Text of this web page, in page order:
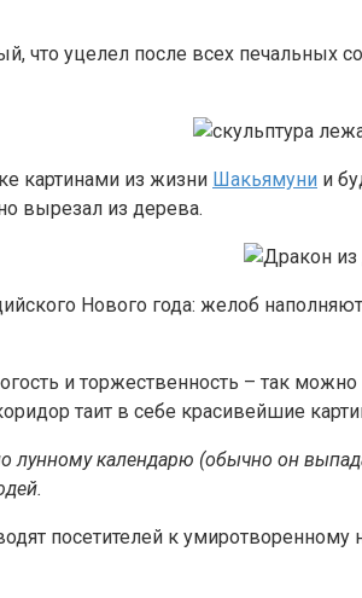
что уцелел после всех
картинами из жизни Шакьямуни и
вырезал из дерева.
Нового года: желоб
и торжественность – так
таит в себе красивейшие
календарю (обычно он
посетителей к